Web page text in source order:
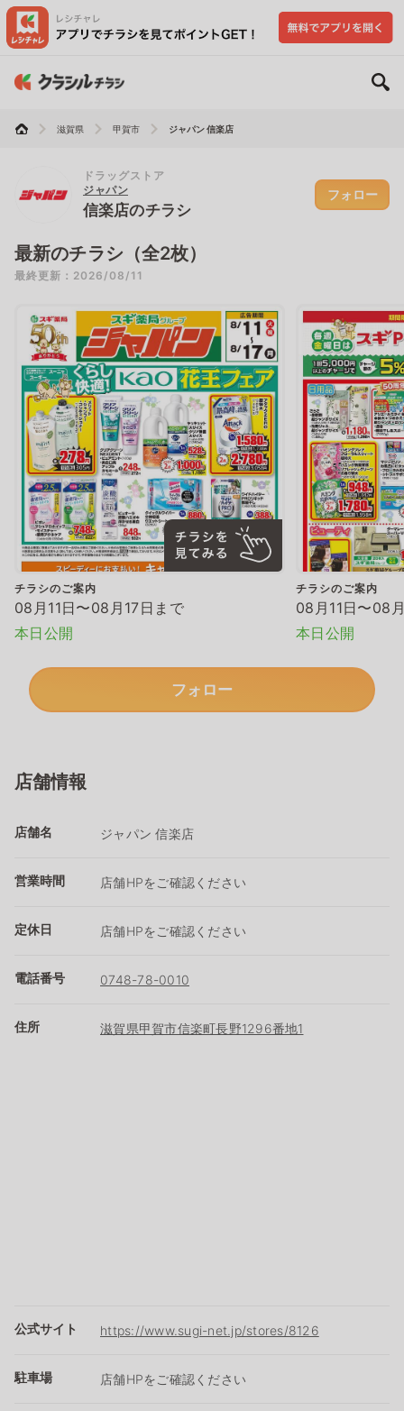
滋賀県 甲賀市 ジャパン 信楽店
ドラッグストア
ジャパン
信楽店のチラシ
フォロー
最新のチラシ（全2枚）
最終更新：2026/08/11
チラシのご案内
08月11日〜08月17日まで
本日公開
チラシのご案内
08月11日〜08
本日公開
フォロー
店舗情報
店舗名 ジャパン 信楽店
営業時間 店舗HPをご確認ください
定休日 店舗HPをご確認ください
電話番号 0748-78-0010
住所 滋賀県甲賀市信楽町長野1296番地1
公式サイト https://www.sugi-net.jp/stores/8126
駐車場 店舗HPをご確認ください